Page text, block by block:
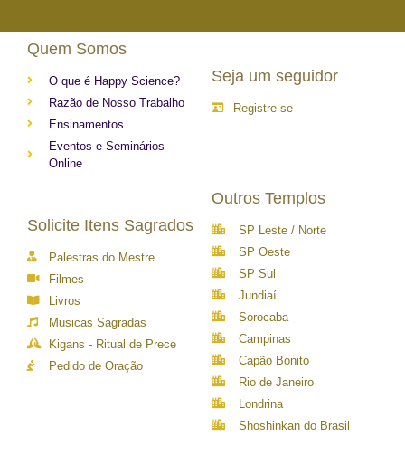
Quem Somos
O que é Happy Science?
Razão de Nosso Trabalho
Ensinamentos
Eventos e Seminários
Online
Seja um seguidor
Registre-se
Solicite Itens Sagrados
Palestras do Mestre
Filmes
Livros
Musicas Sagradas
Kigans - Ritual de Prece
Pedido de Oração
Outros Templos
SP Leste / Norte
SP Oeste
SP Sul
Jundiaí
Sorocaba
Campinas
Capão Bonito
Rio de Janeiro
Londrina
Shoshinkan do Brasil